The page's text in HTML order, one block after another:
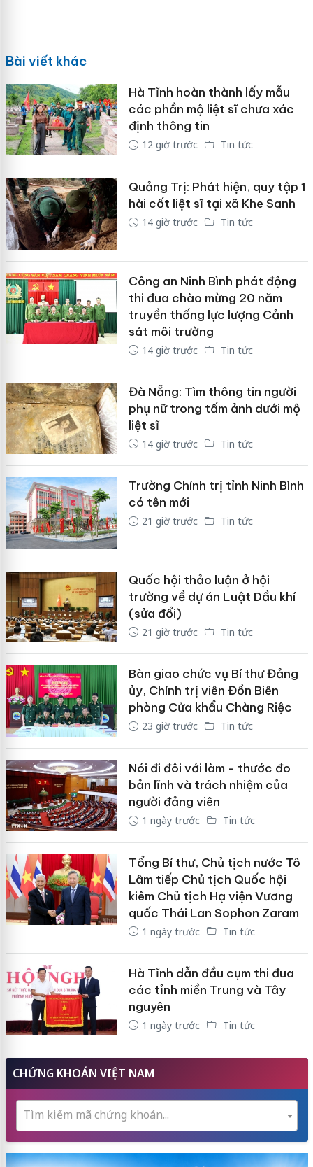
Bài viết khác
Hà Tĩnh hoàn thành lấy mẫu
các phần mộ liệt sĩ chưa xác
định thông tin
12 giờ trước Tin tức
Quảng Trị: Phát hiện, quy tập 1
hài cốt liệt sĩ tại xã Khe Sanh
14 giờ trước Tin tức
Công an Ninh Bình phát động
thi đua chào mừng 20 năm
truyền thống lực lượng Cảnh
sát môi trường
14 giờ trước Tin tức
Đà Nẵng: Tìm thông tin người
phụ nữ trong tấm ảnh dưới mộ
liệt sĩ
14 giờ trước Tin tức
Trường Chính trị tỉnh Ninh Bình
có tên mới
21 giờ trước Tin tức
Quốc hội thảo luận ở hội
trường về dự án Luật Dầu khí
(sửa đổi)
21 giờ trước Tin tức
Bàn giao chức vụ Bí thư Đảng
ủy, Chính trị viên Đồn Biên
phòng Cửa khẩu Chàng Riệc
23 giờ trước Tin tức
Nói đi đôi với làm - thước đo
bản lĩnh và trách nhiệm của
người đảng viên
1 ngày trước Tin tức
Tổng Bí thư, Chủ tịch nước Tô
Lâm tiếp Chủ tịch Quốc hội
kiêm Chủ tịch Hạ viện Vương
quốc Thái Lan Sophon Zaram
1 ngày trước Tin tức
Hà Tĩnh dẫn đầu cụm thi đua
các tỉnh miền Trung và Tây
nguyên
1 ngày trước Tin tức
CHỨNG KHOÁN VIỆT NAM
Tìm kiếm mã chứng khoán...